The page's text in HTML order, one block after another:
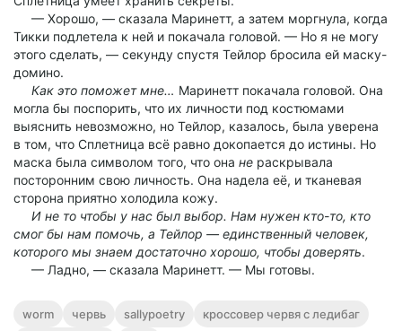
— Хорошо, — сказала Маринетт, а затем моргнула, когда
Тикки подлетела к ней и покачала головой. — Но я не могу
этого сделать, — секунду спустя Тейлор бросила ей маску-
домино.
Как это поможет мне… Маринетт покачала головой. Она
могла бы поспорить, что их личности под костюмами
выяснить невозможно, но Тейлор, казалось, была уверена
в том, что Сплетница всё равно докопается до истины. Но
маска была символом того, что она не раскрывала
посторонним свою личность. Она надела её, и тканевая
сторона приятно холодила кожу.
И не то чтобы у нас был выбор. Нам нужен кто-то, кто
смог бы нам помочь, а Тейлор — единственный человек,
которого мы знаем достаточно хорошо, чтобы доверять.
— Ладно, — сказала Маринетт. — Мы готовы.
worm червь sallypoetry
кроссовер червя с ледибаг